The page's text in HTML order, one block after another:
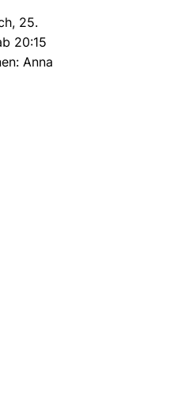
25.
20:15
Anna